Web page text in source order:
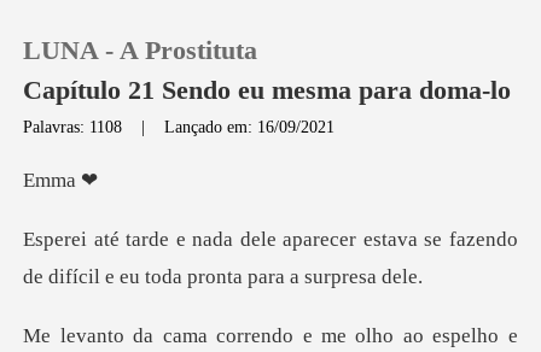
Loja
LUNA - A Prostituta
Capítulo 21 Sendo eu mesma para doma-lo
Palavras: 1108 |Lançado em: 16/09/2021
ma
cer estava se fazendo
de difícil e